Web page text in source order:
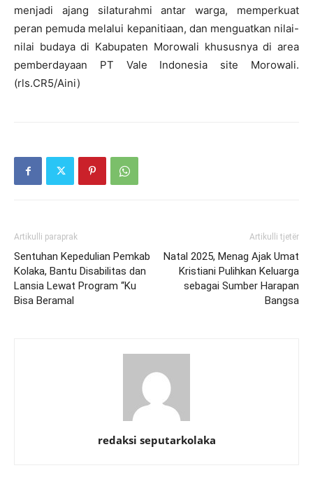
menjadi ajang silaturahmi antar warga, memperkuat
peran pemuda melalui kepanitiaan, dan menguatkan nilai-
nilai budaya di Kabupaten Morowali khususnya di area
pemberdayaan PT Vale Indonesia site Morowali.
(rls.CR5/Aini)
Artikulli paraprak
Sentuhan Kepedulian Pemkab
Kolaka, Bantu Disabilitas dan
Lansia Lewat Program “Ku
Bisa Beramal
Artikulli tjetër
Natal 2025, Menag Ajak Umat
Kristiani Pulihkan Keluarga
sebagai Sumber Harapan
Bangsa
redaksi seputarkolaka